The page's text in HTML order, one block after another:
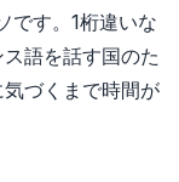
です。1桁違いな
語を話す国のた
づくまで時間が